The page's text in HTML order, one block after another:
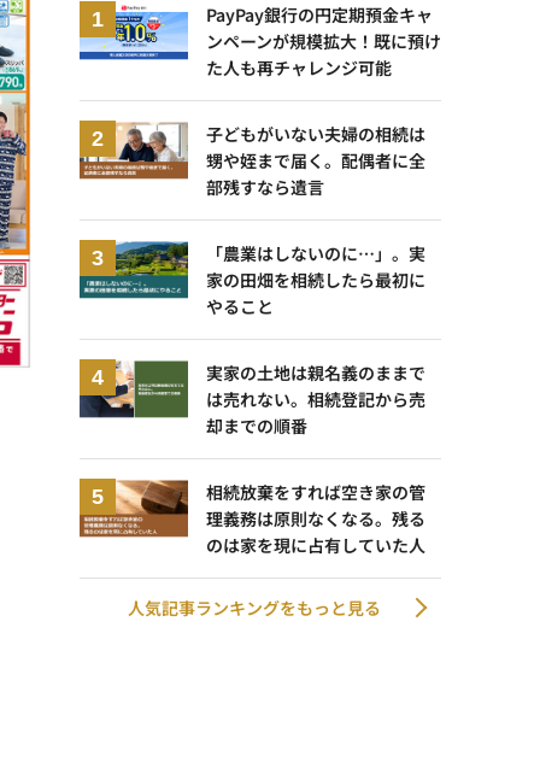
PayPay銀行の円定期預金キャ
ンペーンが規模拡大！既に預け
た人も再チャレンジ可能
子どもがいない夫婦の相続は
甥や姪まで届く。配偶者に全
部残すなら遺言
「農業はしないのに…」。実
家の田畑を相続したら最初に
やること
実家の土地は親名義のままで
は売れない。相続登記から売
却までの順番
相続放棄をすれば空き家の管
理義務は原則なくなる。残る
のは家を現に占有していた人
人気記事ランキングをもっと見る